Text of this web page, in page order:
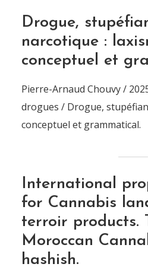
Drogue,
narcotique :
conceptuel et
Pierre-Arnaud Chouvy /
drogues / Drogue,
conceptuel et grammatical.
International
for Cannabis
terroir products.
Moroccan
hashish.